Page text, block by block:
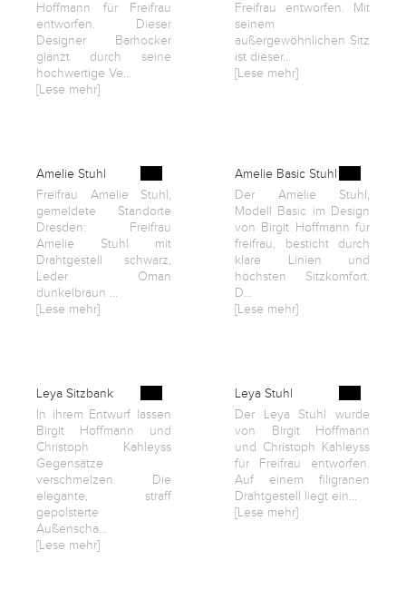
Hoffmann für Freifrau
entworfen. Dieser
Designer Barhocker
glänzt durch seine
hochwertige Ve...
[Lese mehr]
Freifrau entworfen. Mit
seinem
außergewöhnlichen Sitz
ist dieser...
[Lese mehr]
Amelie Stuhl
Freifrau Amelie Stuhl,
gemeldete Standorte
Dresden: Freifrau
Amelie Stuhl mit
Drahtgestell schwarz,
Leder Oman
dunkelbraun ...
[Lese mehr]
Amelie Basic Stuhl
Der Amelie Stuhl,
Modell Basic im Design
von Birgit Hoffmann für
freifrau, besticht durch
klare Linien und
höchsten Sitzkomfort.
D...
[Lese mehr]
Leya Sitzbank
In ihrem Entwurf lassen
Birgit Hoffmann und
Christoph Kahleyss
Gegensätze
verschmelzen. Die
elegante, straff
gepolsterte
Außenscha...
[Lese mehr]
Leya Stuhl
Der Leya Stuhl wurde
von Birgit Hoffmann
und Christoph Kahleyss
für Freifrau entworfen.
Auf einem filigranen
Drahtgestell liegt ein...
[Lese mehr]